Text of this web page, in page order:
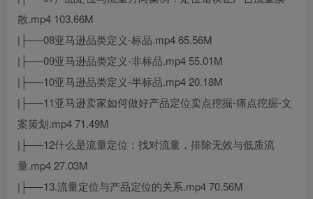
散.mp4 103.66M
|├──08亚马逊品类定义-标品.mp4 65.56M
|├──09亚马逊品类定义-非标品.mp4 55.01M
|├──10亚马逊品类定义-半标品.mp4 20.18M
|├──11亚马逊卖家如何做好产品定位卖点挖掘-痛点挖掘-文
案策划.mp4 71.49M
|├──12什么是流量定位：找对流量，排除无效与低质流
量.mp4 27.03M
|├──13.流量定位与产品定位的关系.mp4 70.56M